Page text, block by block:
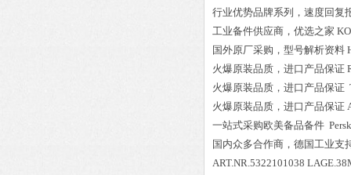
行业优势品牌系列，速度回复
工业备件供应商，优选之家
国外原厂采购，型号解析资料
火爆原装品质，进口产品保证
火爆原装品质，进口产品保证
火爆原装品质，进口产品保证
一站式采购欧美备品备件
国内众多合作商，德国工业支
ART.NR.5322101038